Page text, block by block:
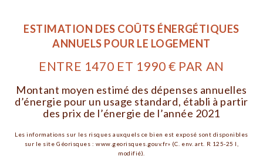
ESTIMATION DES COÛTS ÉNERGÉTIQUES
ANNUELS POUR LE LOGEMENT
ENTRE 1470 ET 1990 € PAR AN
Montant moyen estimé des dépenses annuelles
d’énergie pour un usage standard, établi à partir
des prix de l’énergie de l’année 2021
Les informations sur les risques auxquels ce bien est exposé sont disponibles
sur le site Géorisques : www.georisques.gouv.fr» (C. env. art. R 125-25 I,
modifié).